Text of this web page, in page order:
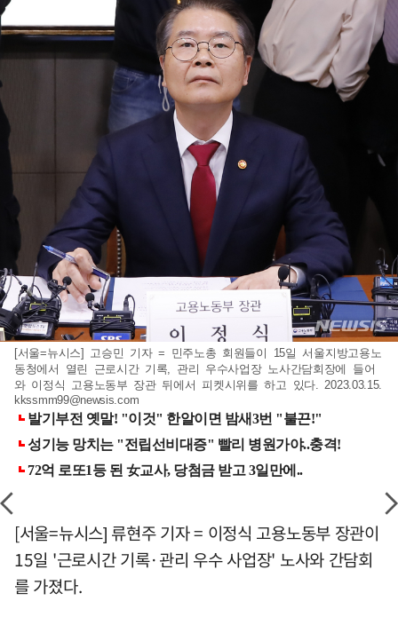
[서울=뉴시스] 고승민 기자 = 민주노총 회원들이 15일 서울지방고용노
동청에서 열린 근로시간 기록, 관리 우수사업장 노사간담회장에 들어
와 이정식 고용노동부 장관 뒤에서 피켓시위를 하고 있다. 2023.03.15.
kkssmm99@newsis.com
[서울=뉴시스] 류현주 기자 = 이정식 고용노동부 장관이
15일 '근로시간 기록·관리 우수 사업장' 노사와 간담회
를 가졌다.